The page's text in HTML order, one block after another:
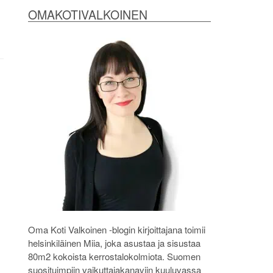
OMAKOTIVALKOINEN
Oma Koti Valkoinen -blogin kirjoittajana toimii
helsinkiläinen Miia, joka asustaa ja sisustaa
80m2 kokoista kerrostalokolmiota. Suomen
suosituimpiin vaikuttajakanaviin kuuluvassa